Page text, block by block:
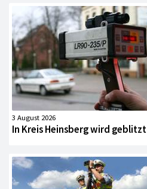
3 August 2026
In Kreis Heinsberg wird geblitzt